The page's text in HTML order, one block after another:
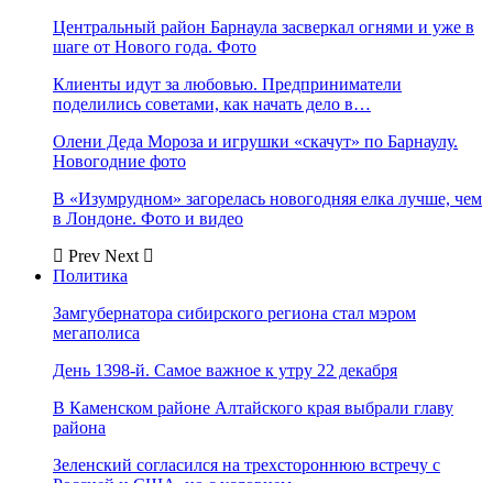
Центральный район Барнаула засверкал огнями и уже в
шаге от Нового года. Фото
Клиенты идут за любовью. Предприниматели
поделились советами, как начать дело в…
Олени Деда Мороза и игрушки «скачут» по Барнаулу.
Новогодние фото
В «Изумрудном» загорелась новогодняя елка лучше, чем
в Лондоне. Фото и видео
Prev Next
Политика
Замгубернатора сибирского региона стал мэром
мегаполиса
День 1398-й. Самое важное к утру 22 декабря
В Каменском районе Алтайского края выбрали главу
района
Зеленский согласился на трехстороннюю встречу с